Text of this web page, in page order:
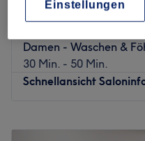
Aufwand
1 Std.
Damen - Waschen &
30 Min. - 50 Min.
Schnellansicht
Einstellungen